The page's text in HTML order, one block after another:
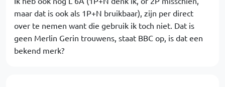
maar dat is ook als 1P+N bruikbaar), zijn per direct
over te nemen want die gebruik ik toch niet. Dat is
geen Merlin Gerin trouwens, staat BBC op, is dat een
bekend merk?